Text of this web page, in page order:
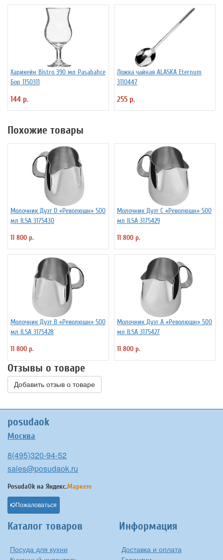
Харикейн Bistro 390 мл Pasabahce
Бор 1150311
144 р.
Ложка чайная ALASKA Eternum
3110447
255 р.
Похожие товары
Молочник Дуэт D «Революшн» 500
мл ILSA 3175430
11 800 р.
Молочник Дуэт C «Революшн» 500
мл ILSA 3175429
11 800 р.
Молочник Дуэт B «Революшн» 500
мл ILSA 3175428
11 800 р.
Молочник Дуэт A «Революшн» 500
мл ILSA 3175427
11 800 р.
Отзывы о товаре
Добавить отзыв о товаре
posudaok
Москва
8(495)320-94-52
sales@posudaok.ru
PosudaOk на Яндекс.Маркете
Пожаловаться
Каталог товаров
Посуда для кухни
Информация
Доставка и оплата